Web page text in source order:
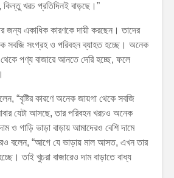
খরচ প্রতিদিনই বাড়ছে।”
জন্য একাধিক কারণকে দায়ী করছেন। তাদের
সবজি সংগ্রহ ও পরিবহন ব্যাহত হচ্ছে। অনেক
পণ্য বাজারে আনতে দেরি হচ্ছে, ফলে
“বৃষ্টির কারণে অনেক জায়গা থেকে সবজি
যেটা আসছে, তার পরিবহন খরচও অনেক
ও গাড়ি ভাড়া বাড়ায় আমাদেরও বেশি দামে
বলেন, “আগে যে ভাড়ায় মাল আসত, এখন তার
তাই খুচরা বাজারেও দাম বাড়াতে বাধ্য